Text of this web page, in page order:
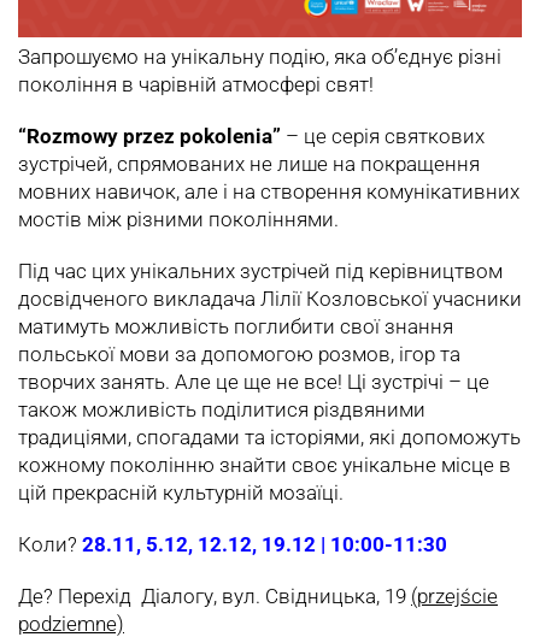
Запрошуємо на унікальну подію, яка об’єднує різні
покоління в чарівній атмосфері свят!
“Rozmowy przez pokolenia” – це серія святкових
зустрічей, спрямованих не лише на покращення
мовних навичок, але і на створення комунікативних
мостів між різними поколіннями.
Під час цих унікальних зустрічей під керівництвом
досвідченого викладача Лілії Козловської учасники
матимуть можливість поглибити свої знання
польської мови за допомогою розмов, ігор та
творчих занять. Але це ще не все! Ці зустрічі – це
також можливість поділитися різдвяними
традиціями, спогадами та історіями, які допоможуть
кожному поколінню знайти своє унікальне місце в
цій прекрасній культурній мозаїці.
Коли? 28.11, 5.12, 12.12, 19.12 | 10:00-11:30
Де? Перехід Діалогу, вул. Свідницька, 19 (przejście
podziemne)